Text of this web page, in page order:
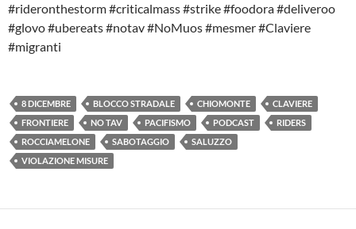
#rideronthestorm #criticalmass #strike #foodora #deliveroo
#glovo #ubereats #notav #NoMuos #mesmer #Claviere
#migranti
8 DICEMBRE BLOCCO STRADALE CHIOMONTE
CLAVIERE
FRONTIERE
NO TAV PACIFISMO PODCAST
RIDERS
ROCCIAMELONE
SABOTAGGIO
SALUZZO
VIOLAZIONE MISURE